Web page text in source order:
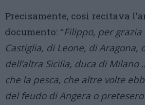
Precisamente, così recitava
documento: “Filippo, per grazia
Castiglia, di Leone, di Aragona,
dell’altra Sicilia, duca di
che la pesca, che altre volte
del feudo di Angera o